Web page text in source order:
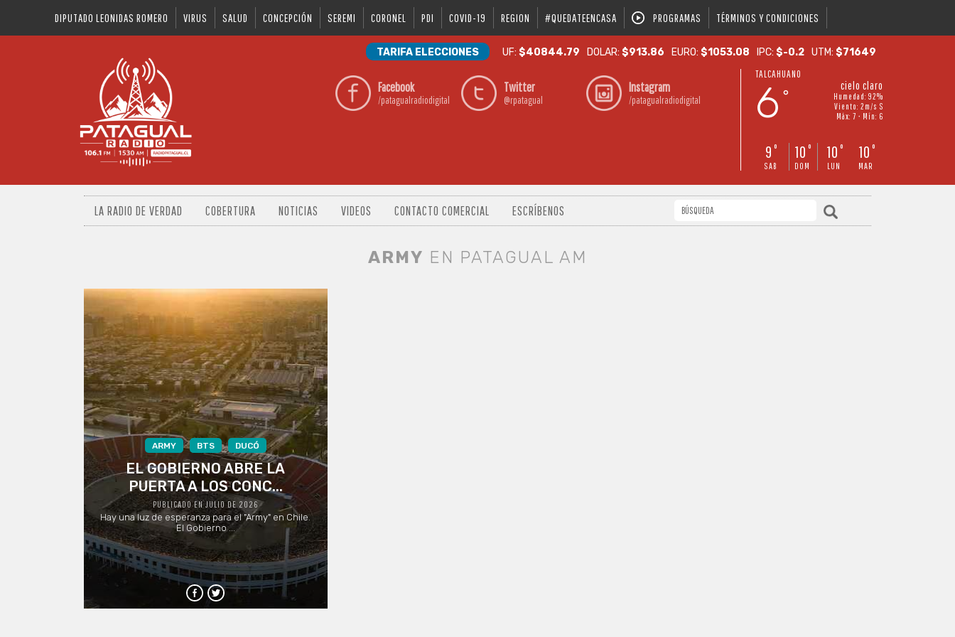
DIPUTADO LEONIDAS ROMERO VIRUS SALUD CONCEPCIÓN SEREMI CORONEL PDI COVID-19 REGION #QUEDATEENCASA PROGRAMAS TÉRMINOS Y CONDICIONES
TARIFA ELECCIONES UF:$40844.79 DOLAR:$913.86 EURO:$1053.08 IPC:$-0.2 UTM:$71649
Facebook
/patagualradiodigital
Twitter
@rpatagual
Instagram
/patagualradiodigital
TALCAHUANO
6 °
cielo claro
Humedad: 92%
Viento: 2m/s S
Máx: 7 • Mín: 6
9 °
SAB
10 °
DOM
10 °
LUN
10 °
MAR
LA RADIO DE VERDAD COBERTURA NOTICIAS VIDEOS CONTACTO COMERCIAL ESCRÍBENOS
ARMY EN PATAGUAL AM
ARMY BTS DUCÓ
EL GOBIERNO ABRE LA
PUERTA A LOS CONC...
PUBLICADO EN JULIO DE 2026
Hay una luz de esperanza para el "Army" en Chile.
El Gobierno ...